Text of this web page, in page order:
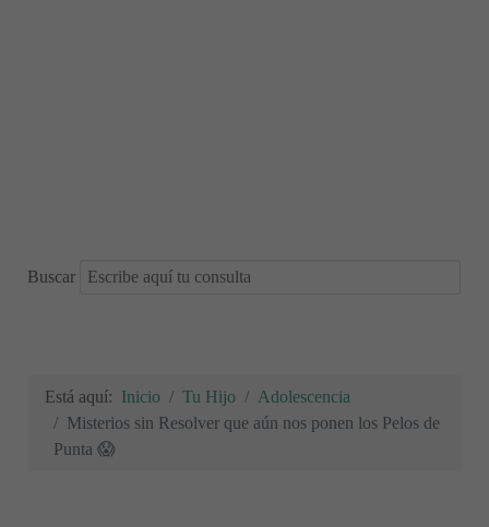
Buscar
Está aquí: Inicio Tu Hijo
Adolescencia
Misterios sin Resolver que aún nos ponen los Pelos de
Punta 😱